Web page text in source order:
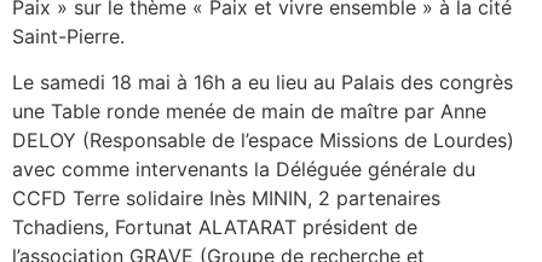
Paix » sur le thème « Paix et vivre ensemble » à la cité
Saint-Pierre.
Le samedi 18 mai à 16h a eu lieu au Palais des congrès
une Table ronde menée de main de maître par Anne
DELOY (Responsable de l’espace Missions de Lourdes)
avec comme intervenants la Déléguée générale du
CCFD Terre solidaire Inès MININ, 2 partenaires
Tchadiens, Fortunat ALATARAT président de
l’association GRAVE (Groupe de recherche et